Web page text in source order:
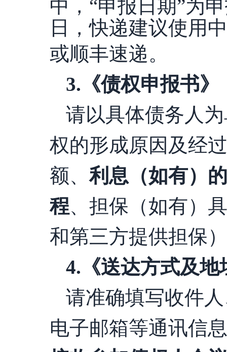
中， “申报日期”为
日，快递建议使用
或顺丰速递。
3. 《债权申报书》
请以具体债务人
权的形成原因及经
额、利息（如有）
程、担保（如有）
和第三方提供担保
4. 《送达方式及
请准确填写收件
电子邮箱等通讯信